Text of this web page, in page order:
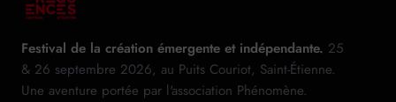
Festival de la création émergente et indépendante. 25
& 26 septembre 2026, au Puits Couriot, Saint-Étienne.
Une aventure portée par l'association Phénomène.